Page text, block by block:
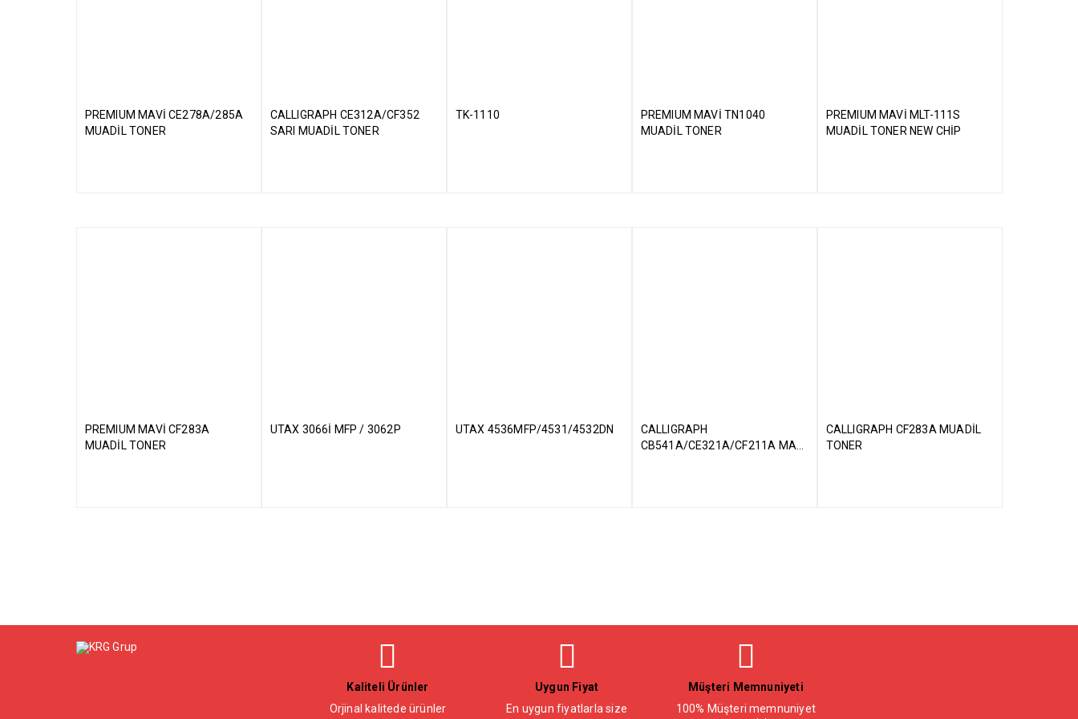
PREMIUM MAVİ CE278A/285A
MUADİL TONER
CALLIGRAPH CE312A/CF352
SARI MUADİL TONER
TK-1110
PREMIUM MAVİ TN1040
MUADİL TONER
PREMIUM MAVİ MLT-111S
MUADİL TONER NEW CHİP
PREMIUM MAVİ CF283A
MUADİL TONER
UTAX 3066İ MFP / 3062P UTAX 4536MFP/4531/4532DN
CALLIGRAPH
CB541A/CE321A/CF211A MAVİ
CALLIGRAPH CF283A MUADİL
TONER
Kaliteli Ürünler
Orjinal kalitede ürünler
Uygun Fiyat
En uygun fiyatlarla size
Müşteri Memnuniyeti
100% Müşteri memnuniyet